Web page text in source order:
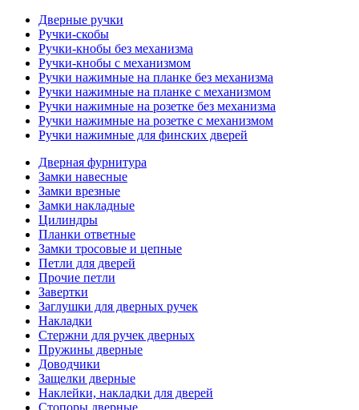
Дверные ручки
Ручки-скобы
Ручки-кнобы без механизма
Ручки-кнобы с механизмом
Ручки нажимные на планке без механизма
Ручки нажимные на планке с механизмом
Ручки нажимные на розетке без механизма
Ручки нажимные на розетке с механизмом
Ручки нажимные для финских дверей
Дверная фурнитура
Замки навесные
Замки врезные
Замки накладные
Цилиндры
Планки ответные
Замки тросовые и цепные
Петли для дверей
Прочие петли
Завертки
Заглушки для дверных ручек
Накладки
Стержни для ручек дверных
Пружины дверные
Доводчики
Защелки дверные
Наклейки, накладки для дверей
Стопоры дверные